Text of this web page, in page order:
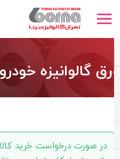
در صورت درخواست خرید